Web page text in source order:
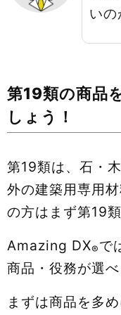
いの
第19類の商品
しょう！
第19類は、石・
外の建築用専用
の方はまず第19
Amazing DX®で
商品・役務が選べ
まずは商品を多